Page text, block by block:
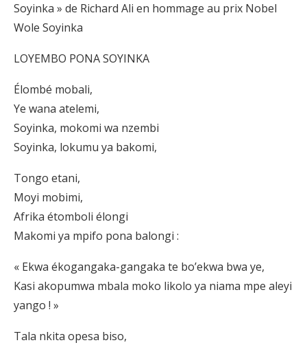
Soyinka » de Richard Ali en hommage au prix Nobel
Wole Soyinka
LOYEMBO PONA SOYINKA
Élombé mobali,
Ye wana atelemi,
Soyinka, mokomi wa nzembi
Soyinka, lokumu ya bakomi,
Tongo etani,
Moyi mobimi,
Afrika étomboli élongi
Makomi ya mpifo pona balongi :
« Ekwa ékogangaka-gangaka te bo’ekwa bwa ye,
Kasi akopumwa mbala moko likolo ya niama mpe aleyi
yango ! »
Tala nkita opesa biso,